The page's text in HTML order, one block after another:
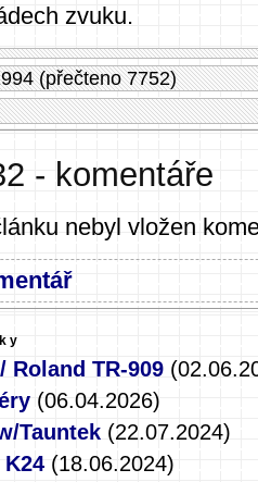
zvuku.
(přečteno 7752)
- komentáře
nebyl vložen
Roland TR-909
(06.04.2026)
Tauntek (22.07.2024)
(18.06.2024)